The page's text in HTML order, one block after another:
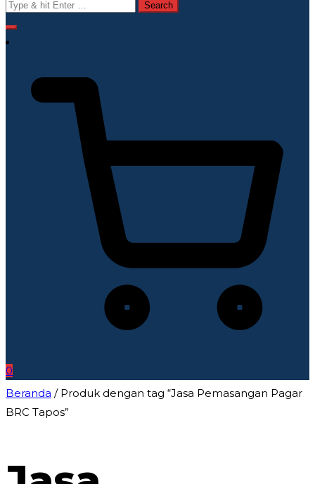
Search
for:
0
Beranda / Produk dengan tag “Jasa Pemasangan Pagar
BRC Tapos”